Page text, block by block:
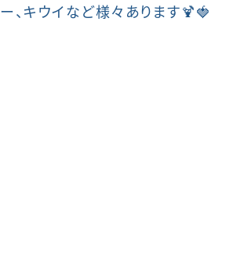
、キウイなど様々あります🍹🍓